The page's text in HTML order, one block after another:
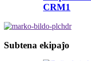
CRM1
Subtena ekipaĵo